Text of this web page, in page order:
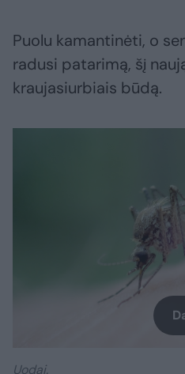
Puolu kamantinėti, o
radusi patarimą, šį
kraujasiurbiais būdą.
Uodai.